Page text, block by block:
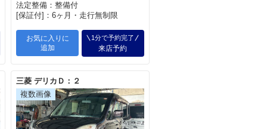
法定整備：整備付
[保証付]：6ヶ月・走行無制限
お気に入りに
追加
1分で予約完了
来店予約
三菱 デリカＤ：２